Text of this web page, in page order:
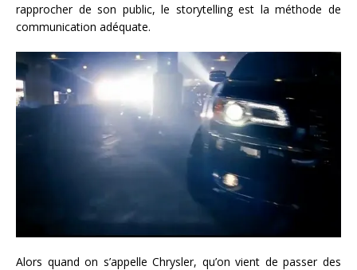
rapprocher de son public, le storytelling est la méthode de
communication adéquate.
Alors quand on s’appelle Chrysler, qu’on vient de passer des